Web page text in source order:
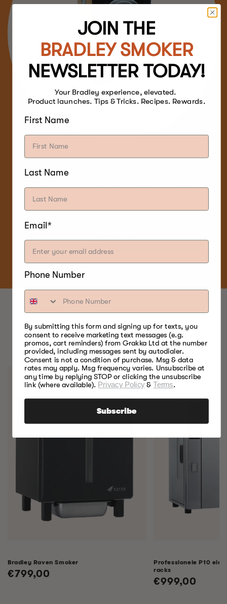
Met een licht rokerige, zoete en subtiele smaak
van kalkoenen en voor het verbeteren van de
smaak van gevogelte en wildvogels.
BESTE VOEDSELROKERS.
OOIT.
Bradley Raven Smoker
Normale
€799,00
Professionele P10
racks
Normale
€999,00
JOIN THE
BRADLEY SMOKER
NEWSLETTER TODAY!
Your Bradley experience, elevated.
Product launches. Tips & Tricks. Recipes. Rewards.
First Name
Last Name
Email*
Phone Number
By submitting this form and signing up for texts, you
consent to receive marketing text messages (e.g.
promos, cart reminders) from Grakka Ltd at the number
provided, including messages sent by autodialer.
Consent is not a condition of purchase. Msg & data
rates may apply. Msg frequency varies. Unsubscribe at
any time by replying STOP or clicking the unsubscribe
link (where available). Privacy Policy&Terms.
Subscribe